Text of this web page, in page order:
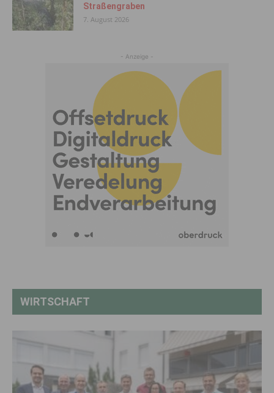
Straßengraben
7. August 2026
- Anzeige -
WIRTSCHAFT